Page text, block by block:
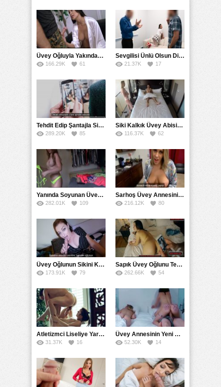
Üvey Oğluyla Yakından Tanışmak İçin Çabalayan Milf
166.29K 61
Sevgilisi Ünlü Olsun Diye Elleriyle Başkasıyla Sikiştirdi
21.37K 17
Tehdit Edip Şantajla Sikiş Sekreter Videosu
289.20K 85
Siki Kalkık Üvey Abisine Siktiren Kız Gizli Kamerada
116.37K 62
Yanında Soyunan Üvey Annesinin Resimlerini Sikişe Çekti
282.01K 109
Sarhoş Üvey Annesini Sikmek Zorunda Kalan Genç
216.12K 80
Üvey Oğlunun Sikini Kullanan Seksi Mature
173.91K 79
Sapık Üvey Oğlunu Tembihlerken Namusundan Oldu
262.66K 54
Atletizmci Liseliye Yarağı Esneterek Soktu
31.37K 16
Üvey Annesinin Yeni Kocası Uyurken Yatağına Girdi
52.30K 14